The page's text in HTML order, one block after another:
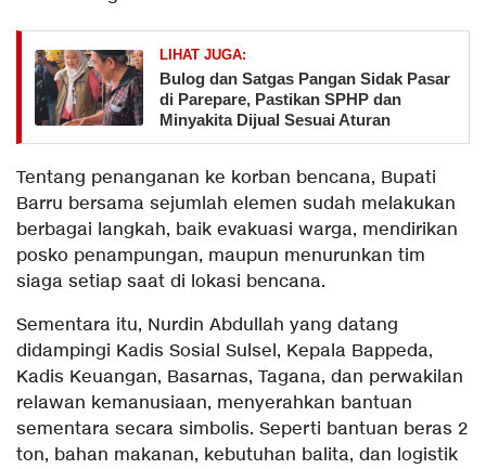
LIHAT JUGA:
Bulog dan Satgas Pangan Sidak Pasar
di Parepare, Pastikan SPHP dan
Minyakita Dijual Sesuai Aturan
Tentang penanganan ke korban bencana, Bupati
Barru bersama sejumlah elemen sudah melakukan
berbagai langkah, baik evakuasi warga, mendirikan
posko penampungan, maupun menurunkan tim
siaga setiap saat di lokasi bencana.
Sementara itu, Nurdin Abdullah yang datang
didampingi Kadis Sosial Sulsel, Kepala Bappeda,
Kadis Keuangan, Basarnas, Tagana, dan perwakilan
relawan kemanusiaan, menyerahkan bantuan
sementara secara simbolis. Seperti bantuan beras 2
ton, bahan makanan, kebutuhan balita, dan logistik